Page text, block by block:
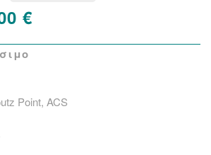
€
τρέχουσα
20,00 €.
Point, ACS